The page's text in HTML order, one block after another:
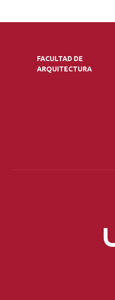
FACULTAD DE
ARQUITECTURA